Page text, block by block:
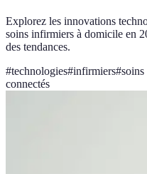
Explorez les innovations
soins infirmiers à domicile en
des tendances.
#technologies#infirmiers#
connectés